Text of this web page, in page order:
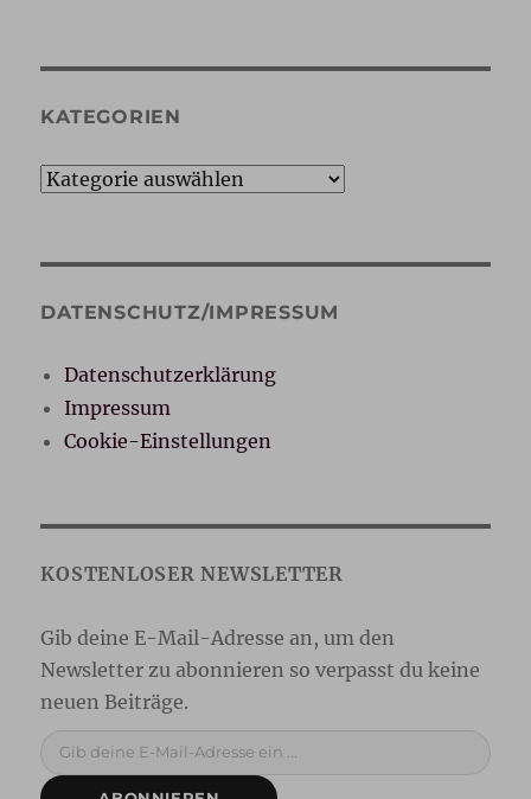
KATEGORIEN
Kategorien
DATENSCHUTZ/IMPRESSUM
Datenschutzerklärung
Impressum
Cookie-Einstellungen